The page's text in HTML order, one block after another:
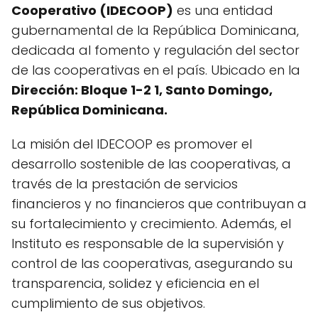
Cooperativo (IDECOOP) es una entidad
gubernamental de la República Dominicana,
dedicada al fomento y regulación del sector
de las cooperativas en el país. Ubicado en la
Dirección: Bloque 1-2 1, Santo Domingo,
República Dominicana.
La misión del IDECOOP es promover el
desarrollo sostenible de las cooperativas, a
través de la prestación de servicios
financieros y no financieros que contribuyan a
su fortalecimiento y crecimiento. Además, el
Instituto es responsable de la supervisión y
control de las cooperativas, asegurando su
transparencia, solidez y eficiencia en el
cumplimiento de sus objetivos.